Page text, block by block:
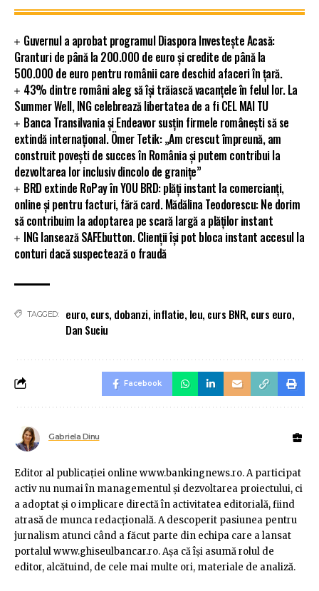
Guvernul a aprobat programul Diaspora Investește Acasă:
Granturi de până la 200.000 de euro și credite de până la
500.000 de euro pentru românii care deschid afaceri în țară.
43% dintre români aleg să își trăiască vacanțele în felul lor. La
Summer Well, ING celebrează libertatea de a fi CEL MAI TU
Banca Transilvania și Endeavor susțin firmele românești să se
extindă internațional. Ömer Tetik: „Am crescut împreună, am
construit povești de succes în România și putem contribui la
dezvoltarea lor inclusiv dincolo de granițe”
BRD extinde RoPay în YOU BRD: plăți instant la comercianți,
online și pentru facturi, fără card. Mădălina Teodorescu: Ne dorim
să contribuim la adoptarea pe scară largă a plăților instant
ING lansează SAFEbutton. Clienții își pot bloca instant accesul la
conturi dacă suspectează o fraudă
TAGGED: euro, curs, dobanzi, inflatie, leu, curs BNR, curs euro,
Dan Suciu
Facebook
Gabriela Dinu
Editor al publicaţiei online www.bankingnews.ro. A participat
activ nu numai în managementul şi dezvoltarea proiectului, ci
a adoptat şi o implicare directă în activitatea editorială, fiind
atrasă de munca redacţională. A descoperit pasiunea pentru
jurnalism atunci când a făcut parte din echipa care a lansat
portalul www.ghiseulbancar.ro. Așa că îşi asumă rolul de
editor, alcătuind, de cele mai multe ori, materiale de analiză.